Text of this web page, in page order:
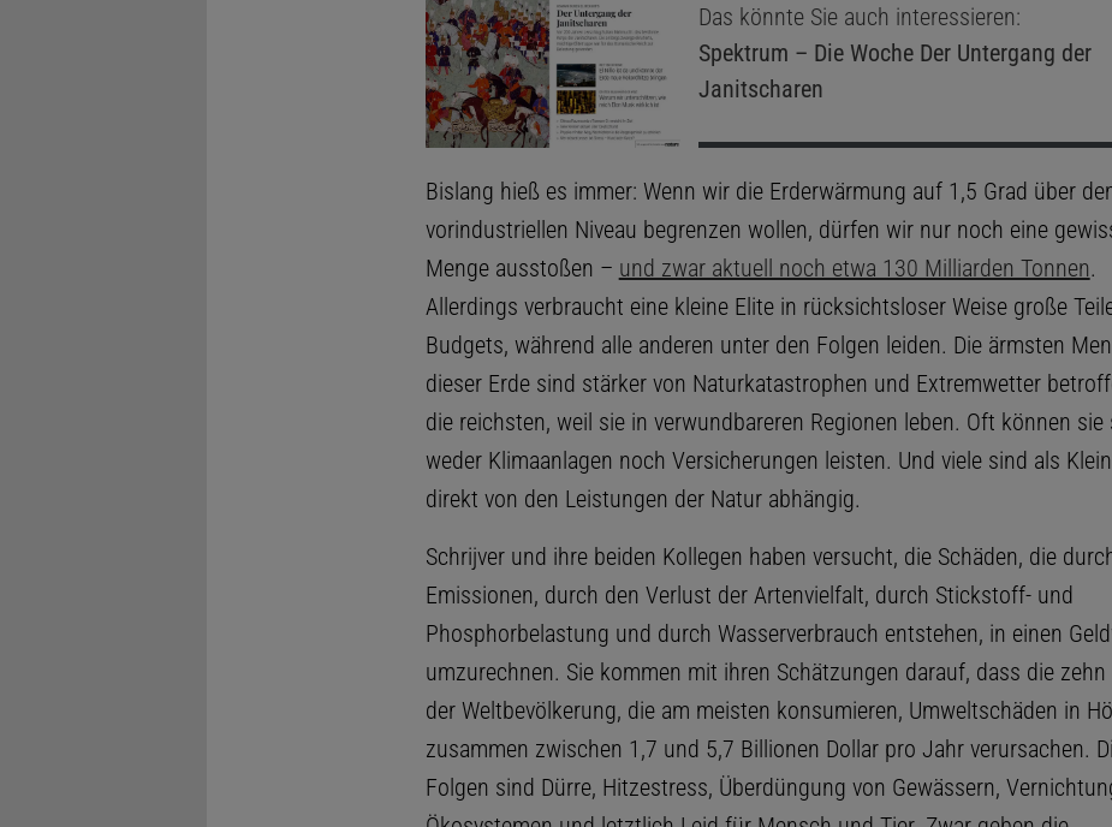
Das könnte Sie auch interessieren:
Spektrum – Die WocheDer Untergang der
Janitscharen
Bislang hieß es immer: Wenn wir die Erderwärmung auf 1,5 Grad über
vorindustriellen Niveau begrenzen wollen, dürfen wir nur noch eine
Menge ausstoßen – und zwar aktuell noch etwa 130 Milliarden Tonnen.
Allerdings verbraucht eine kleine Elite in rücksichtsloser Weise große
Budgets, während alle anderen unter den Folgen leiden. Die ärmsten
dieser Erde sind stärker von Naturkatastrophen und Extremwetter
die reichsten, weil sie in verwundbareren Regionen leben. Oft können sie
weder Klimaanlagen noch Versicherungen leisten. Und viele sind als
direkt von den Leistungen der Natur abhängig.
Schrijver und ihre beiden Kollegen haben versucht, die Schäden, die
Emissionen, durch den Verlust der Artenvielfalt, durch Stickstoff- und
Phosphorbelastung und durch Wasserverbrauch entstehen, in einen
umzurechnen. Sie kommen mit ihren Schätzungen darauf, dass die
der Weltbevölkerung, die am meisten konsumieren, Umweltschäden in
zusammen zwischen 1,7 und 5,7 Billionen Dollar pro Jahr verursachen.
Folgen sind Dürre, Hitzestress, Überdüngung von Gewässern,